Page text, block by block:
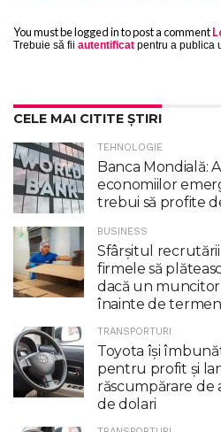
You must be logged in to post a comment
Trebuie să fii autentificat pentru a publica
CELE MAI CITITE ȘTIRI
TEHNOLOGIE
Banca Mondială:
economiilor
trebui să profite
BUSINESS
Sfârșitul recrutării
firmele să
dacă un muncitor
înainte de termen
TRANSPORTURI
Toyota îşi
pentru profit şi
răscumpărare de
de dolari